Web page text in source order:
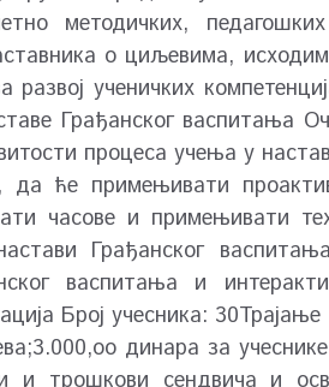
методичких,
о циљевима,
ученичких
Грађанског васпитања
процеса учења у
да ће примењивати
часове и примењивати
Грађанског
васпитања и
Број учесника:
динара за